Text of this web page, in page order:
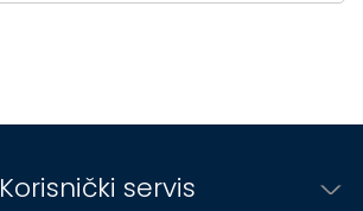
Korisnički servis